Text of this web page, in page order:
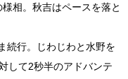
相。秋吉はペースを落と
続行。じわじわと水野を
して2秒半のアドバンテ